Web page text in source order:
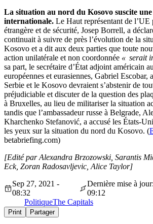
La situation au nord du Kosovo suscite
internationale. Le Haut représentant de
étrangère et de sécurité, Josep Borrell, a
continuait à suivre de près l’évolution de la
Kosovo et a dit aux deux parties que toute
action unilatérale et non coordonnée « serait
sa part, le secrétaire d’État adjoint américain
européennes et eurasiennes, Gabriel Escobar,
Serbie et le Kosovo devraient s’abstenir de
préjudiciable et discuter de la question des
à Bruxelles, au lieu de militariser la situation
tandis que l’ambassadeur russe à Belgrade,
Kharchenko Stefanović, a accusé les États-
les yeux sur la situation du nord du Kosovo. (
betabriefing.com)
[Edité par Alexandra Brzozowski, Sarantis
Eck, Zoran Radosavljevic, Alice Taylor]
Sep 27, 2021 -
08:32
Dernière mise à
09:12
PolitiqueThe Capitals
Print Partager